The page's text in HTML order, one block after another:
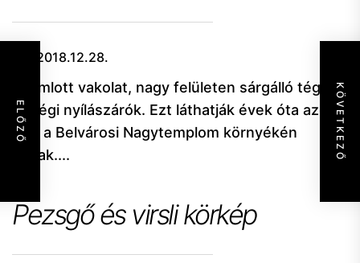
ELŐZŐ KÖVETKEZŐ
2018.12.28.
Leomlott vakolat, nagy felületen sárgálló téglák
és régi nyílászárók. Ezt láthatják évek óta azok,
akik a Belvárosi Nagytemplom környékén
járnak....
Pezsgő és virsli körkép